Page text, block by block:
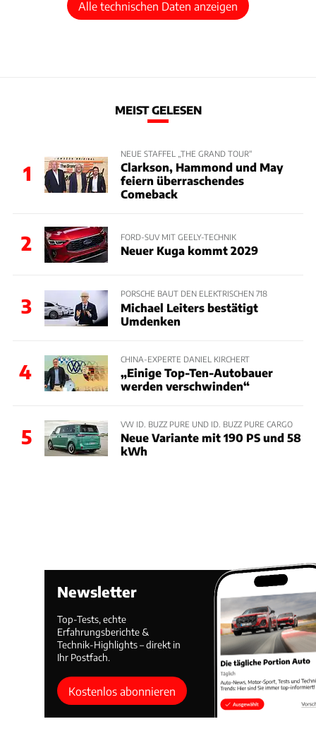
Alle technischen Daten anzeigen
MEIST GELESEN
1
NEUE STAFFEL „THE GRAND TOUR“
Clarkson, Hammond und May
feiern überraschendes
Comeback
2 FORD-SUV MIT GEELY-TECHNIK
Neuer Kuga kommt 2029
3
PORSCHE BAUT DEN ELEKTRISCHEN 718
Michael Leiters bestätigt
Umdenken
4
CHINA-EXPERTE DANIEL KIRCHERT
„Einige Top-Ten-Autobauer
werden verschwinden“
5
VW ID. BUZZ PURE UND ID. BUZZ PURE CARGO
Neue Variante mit 190 PS und 58
kWh
Newsletter
Top-Tests, echte
Erfahrungsberichte &
Technik-Highlights – direkt in
Ihr Postfach.
Kostenlos abonnieren